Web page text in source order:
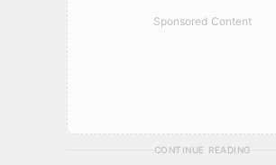
Sponsored Content
CONTINUE READING